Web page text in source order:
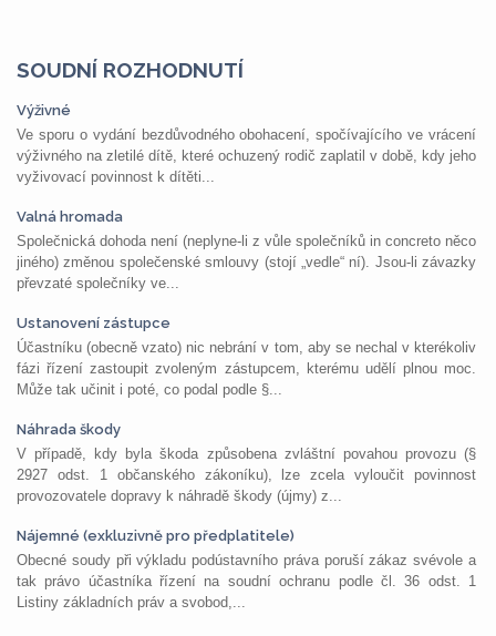
SOUDNÍ ROZHODNUTÍ
Výživné
Ve sporu o vydání bezdůvodného obohacení, spočívajícího ve vrácení
výživného na zletilé dítě, které ochuzený rodič zaplatil v době, kdy jeho
vyživovací povinnost k dítěti...
Valná hromada
Společnická dohoda není (neplyne-li z vůle společníků in concreto něco
jiného) změnou společenské smlouvy (stojí „vedle“ ní). Jsou-li závazky
převzaté společníky ve...
Ustanovení zástupce
Účastníku (obecně vzato) nic nebrání v tom, aby se nechal v kterékoliv
fázi řízení zastoupit zvoleným zástupcem, kterému udělí plnou moc.
Může tak učinit i poté, co podal podle §...
Náhrada škody
V případě, kdy byla škoda způsobena zvláštní povahou provozu (§
2927 odst. 1 občanského zákoníku), lze zcela vyloučit povinnost
provozovatele dopravy k náhradě škody (újmy) z...
Nájemné (exkluzivně pro předplatitele)
Obecné soudy při výkladu podústavního práva poruší zákaz svévole a
tak právo účastníka řízení na soudní ochranu podle čl. 36 odst. 1
Listiny základních práv a svobod,...